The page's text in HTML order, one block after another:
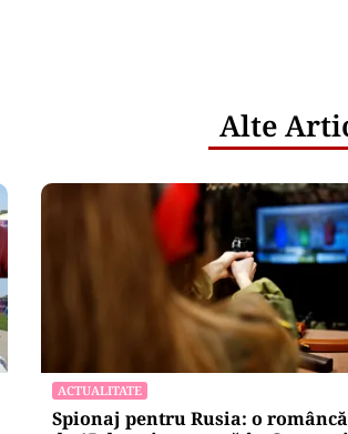
Alte
ACTUALITATE
Spionaj pentru Rusia: o româncă